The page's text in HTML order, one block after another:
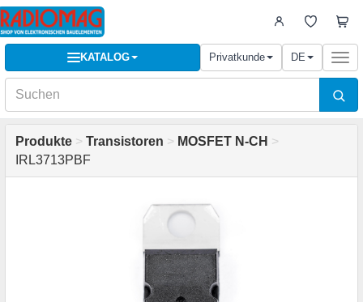
KATALOG Privatkunde DE
Produkte > Transistoren > MOSFET N-CH >
IRL3713PBF